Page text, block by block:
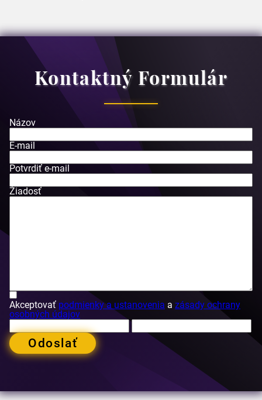
Kontaktný Formulár
Názov
E-mail
Potvrdiť e-mail
Žiadosť
Akceptovať podmienky a ustanovenia a zásady ochrany
osobných údajov
Odoslať